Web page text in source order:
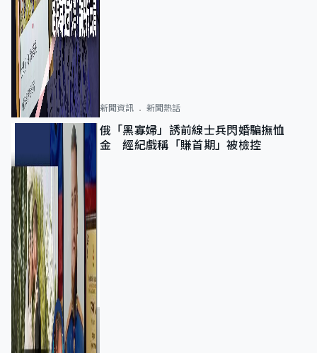
新聞資訊 新聞熱話
俄「黑寡婦」誘前線士兵閃婚騙撫恤
金 經紀戲稱「賺首期」被檢控